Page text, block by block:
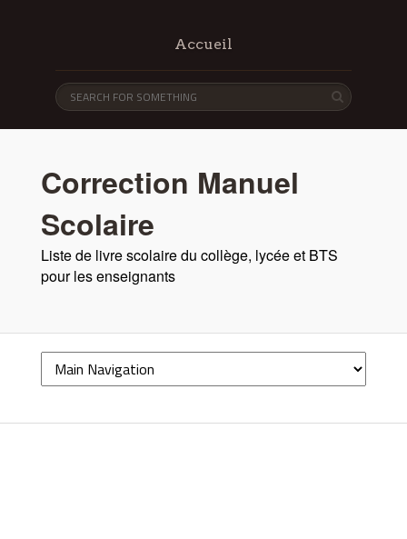
Accueil
Correction Manuel
Scolaire
Liste de livre scolaire du collège, lycée et BTS
pour les enseignants